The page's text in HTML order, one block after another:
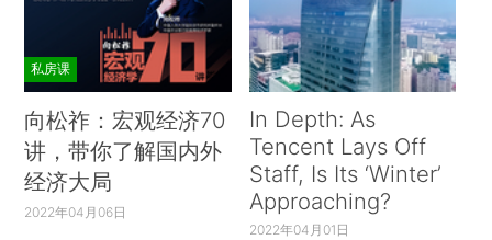
私房课
向松祚：宏观经济70
讲，带你了解国内外
经济大局
2022年04月06日
In Depth: As
Tencent Lays Off
Staff, Is Its ‘Winter’
Approaching?
2022年04月01日